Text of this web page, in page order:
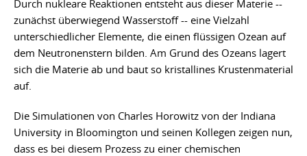
Durch nukleare Reaktionen entsteht aus dieser Materie --
zunächst überwiegend Wasserstoff -- eine Vielzahl
unterschiedlicher Elemente, die einen flüssigen Ozean auf
dem Neutronenstern bilden. Am Grund des Ozeans lagert
sich die Materie ab und baut so kristallines Krustenmaterial
auf.
Die Simulationen von Charles Horowitz von der Indiana
University in Bloomington und seinen Kollegen zeigen nun,
dass es bei diesem Prozess zu einer chemischen